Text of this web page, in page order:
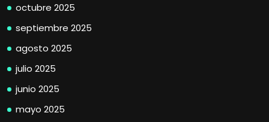
octubre 2025
septiembre 2025
agosto 2025
julio 2025
junio 2025
mayo 2025